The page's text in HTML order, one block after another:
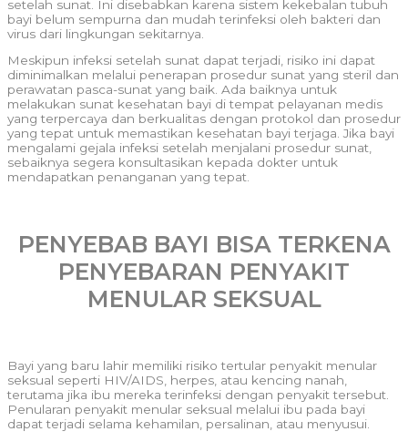
setelah sunat. Ini disebabkan karena sistem kekebalan tubuh
bayi belum sempurna dan mudah terinfeksi oleh bakteri dan
virus dari lingkungan sekitarnya.
Meskipun infeksi setelah sunat dapat terjadi, risiko ini dapat
diminimalkan melalui penerapan prosedur sunat yang steril dan
perawatan pasca-sunat yang baik. Ada baiknya untuk
melakukan sunat kesehatan bayi di tempat pelayanan medis
yang terpercaya dan berkualitas dengan protokol dan prosedur
yang tepat untuk memastikan kesehatan bayi terjaga. Jika bayi
mengalami gejala infeksi setelah menjalani prosedur sunat,
sebaiknya segera konsultasikan kepada dokter untuk
mendapatkan penanganan yang tepat.
PENYEBAB BAYI BISA TERKENA
PENYEBARAN PENYAKIT
MENULAR SEKSUAL
Bayi yang baru lahir memiliki risiko tertular penyakit menular
seksual seperti HIV/AIDS, herpes, atau kencing nanah,
terutama jika ibu mereka terinfeksi dengan penyakit tersebut.
Penularan penyakit menular seksual melalui ibu pada bayi
dapat terjadi selama kehamilan, persalinan, atau menyusui.